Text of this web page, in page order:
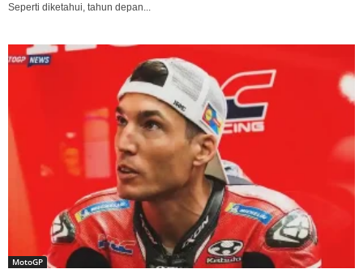
Seperti diketahui, tahun depan...
MotoGP